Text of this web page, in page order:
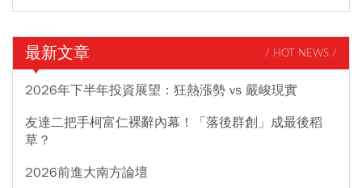
最新文章 / HOT NEWS /
2026年下半年投資展望：狂熱漲勢 vs 嚴峻現實
友達二把手柯富仁裸辭內幕！「落後群創」成最後稻
草？
2026前進大南方論壇